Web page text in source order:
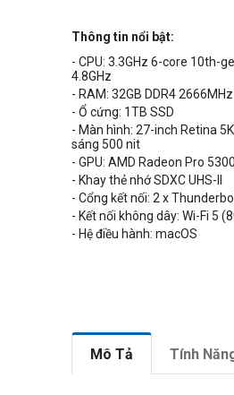
Thông tin nổi bật:
- CPU: 3.3GHz 6-core 10th-
4.8GHz
- RAM: 32GB DDR4 2666MHz
- Ổ cứng: 1TB SSD
- Màn hình: 27-inch Retina
sáng 500 nit
- GPU: AMD Radeon Pro 5300
- Khay thẻ nhớ SDXC UHS-II
- Cổng kết nối: 2 x
- Kết nối không dây: Wi-Fi 5
- Hệ điều hành: macOS
Mô Tả Tính